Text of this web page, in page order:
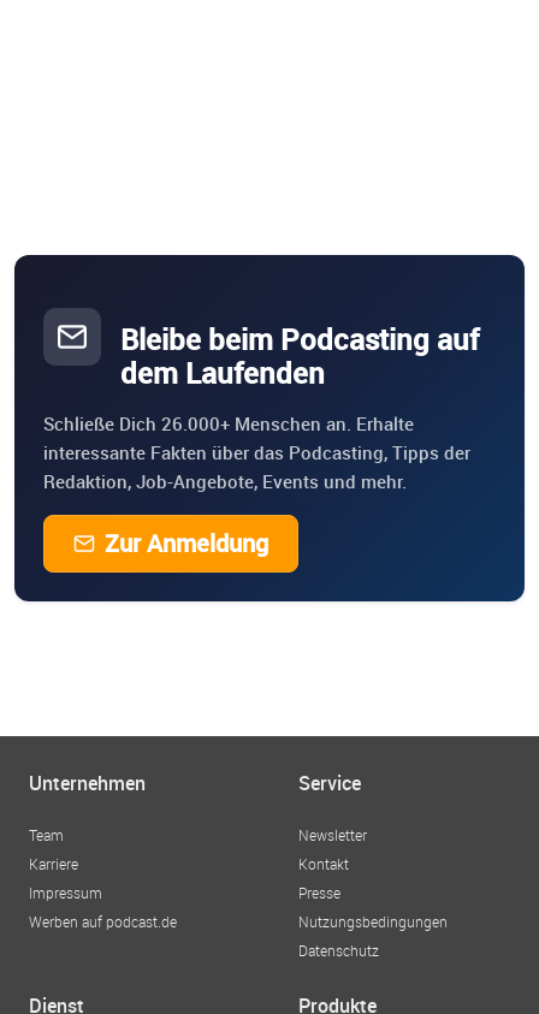
Bleibe beim Podcasting auf
dem Laufenden
Schließe Dich 26.000+ Menschen an. Erhalte
interessante Fakten über das Podcasting, Tipps der
Redaktion, Job-Angebote, Events und mehr.
Zur Anmeldung
Unternehmen
Team
Karriere
Impressum
Werben auf podcast.de
Service
Newsletter
Kontakt
Presse
Nutzungsbedingungen
Datenschutz
Dienst Produkte